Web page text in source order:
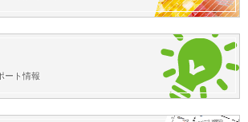
ート情報